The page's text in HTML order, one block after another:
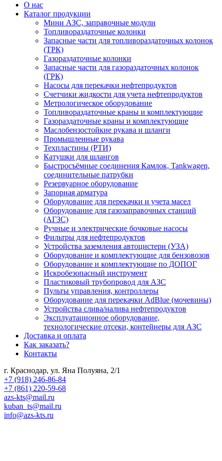
О нас
Каталог продукции
Мини АЗС, заправочные модули
Топливораздаточные колонки
Запасные части для топливораздаточных колонок
(ТРК)
Газораздаточные колонки
Запасные части для газораздаточных колонок
(ГРК)
Насосы для перекачки нефтепродуктов
Счетчики жидкости для учета нефтепродуктов
Метрологическое оборудование
Топливораздаточные краны и комплектующие
Газораздаточные краны и комплектующие
Маслобензостойкие рукава и шланги
Промышленные рукава
Техпластины (РТИ)
Катушки для шлангов
Быстросъёмные соединения Камлок, Tankwagen,
соединительные патрубки
Резервуарное оборудование
Запорная арматура
Оборудование для перекачки и учета масел
Оборудование для газозаправочных станций
(АГЗС)
Ручные и электрические бочковые насосы
Фильтры для нефтепродуктов
Устройства заземления автоцистерн (УЗА)
Оборудование и комплектующие для бензовозов
Оборудование и комплектующие по ДОПОГ
Искробезопасный инструмент
Пластиковый трубопровод для АЗС
Пульты управления, контроллеры
Оборудование для перекачки AdBlue (мочевины)
Устройства слива/налива нефтепродуктов
Эксплуатационное оборудование,
технологические отсеки, контейнеры для АЗС
Доставка и оплата
Как заказать?
Контакты
г. Краснодар, ул. Яна Полуяна, 2/1
+7 (918) 246-86-84
+7 (861) 220-59-68
azs-kts@mail.ru
kuban_ts@mail.ru
info@azs-kts.ru